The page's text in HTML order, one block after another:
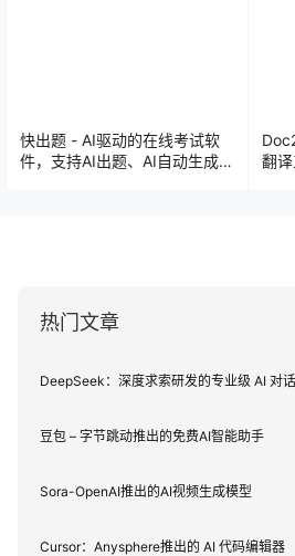
快出题 - AI驱动的在线考试软
件，支持AI出题、AI自动生成题
翻
热门文章
DeepSeek：深度求索研发的专业级 AI 对
豆包 – 字节跳动推出的免费AI智能助手
Sora-OpenAI推出的AI视频生成模型
Cursor：Anysphere推出的 AI 代码编辑器